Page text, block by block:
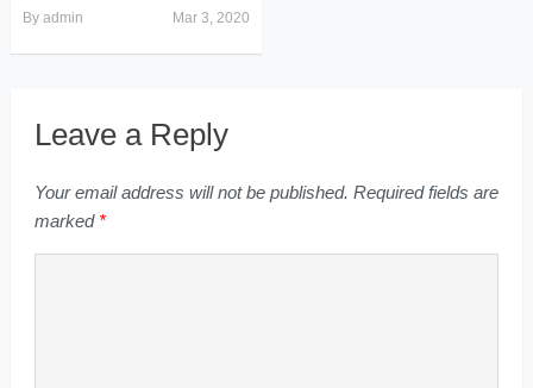
By admin Mar 3, 2020
Leave a Reply
Your email address will not be published. Required fields are
marked *